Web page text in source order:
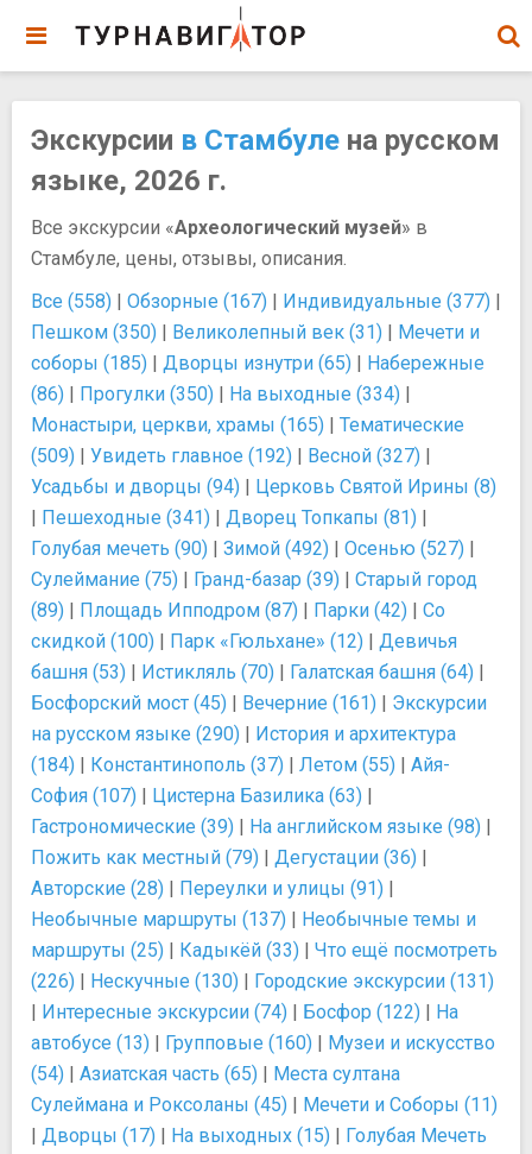
Экскурсии в Стамбуле на русском
языке, 2026 г.
Все экскурсии «Археологический музей» в
Стамбуле, цены, отзывы, описания.
Все (558) | Обзорные (167) | Индивидуальные (377) |
Пешком (350) | Великолепный век (31) | Мечети и
соборы (185) | Дворцы изнутри (65) | Набережные
(86) | Прогулки (350) | На выходные (334) |
Монастыри, церкви, храмы (165) | Тематические
(509) | Увидеть главное (192) | Весной (327) |
Усадьбы и дворцы (94) | Церковь Святой Ирины (8)
| Пешеходные (341) | Дворец Топкапы (81) |
Голубая мечеть (90) | Зимой (492) | Осенью (527) |
Сулеймание (75) | Гранд-базар (39) | Старый город
(89) | Площадь Ипподром (87) | Парки (42) | Со
скидкой (100) | Парк «Гюльхане» (12) | Девичья
башня (53) | Истикляль (70) | Галатская башня (64) |
Босфорский мост (45) | Вечерние (161) | Экскурсии
на русском языке (290) | История и архитектура
(184) | Константинополь (37) | Летом (55) | Айя-
София (107) | Цистерна Базилика (63) |
Гастрономические (39) | На английском языке (98) |
Пожить как местный (79) | Дегустации (36) |
Авторские (28) | Переулки и улицы (91) |
Необычные маршруты (137) | Необычные темы и
маршруты (25) | Кадыкёй (33) | Что ещё посмотреть
(226) | Нескучные (130) | Городские экскурсии (131)
| Интересные экскурсии (74) | Босфор (122) | На
автобусе (13) | Групповые (160) | Музеи и искусство
(54) | Азиатская часть (65) | Места султана
Сулеймана и Роксоланы (45) | Мечети и Соборы (11)
| Дворцы (17) | На выходных (15) | Голубая Мечеть